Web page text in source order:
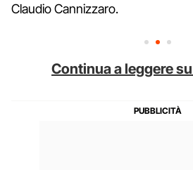
Claudio Cannizzaro.
Continua a leggere